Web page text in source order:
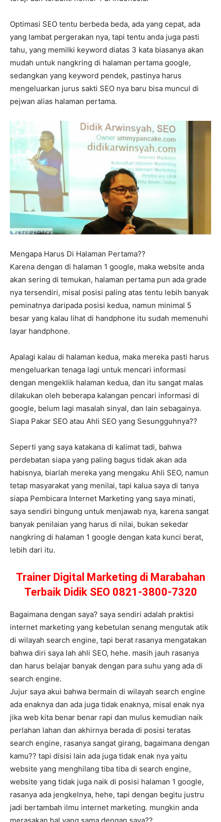
Optimasi SEO tentu berbeda beda, ada yang cepat, ada
yang lambat pergerakan nya, tapi tentu anda juga pasti
tahu, yang memilki keyword diatas 3 kata biasanya akan
mudah untuk nangkring di halaman pertama google,
sedangkan yang keyword pendek, pastinya harus
mengeluarkan jurus sakti SEO nya baru bisa muncul di
pejwan alias halaman pertama.
Mengapa Harus Di Halaman Pertama??
Karena dengan di halaman 1 google, maka website anda
akan sering di temukan, halaman pertama pun ada grade
nya tersendiri, misal posisi paling atas tentu lebih banyak
peminatnya daripada posisi kedua, namun minimal 5
besar yang kalau lihat di handphone itu sudah memenuhi
layar handphone.
Apalagi kalau di halaman kedua, maka mereka pasti harus
mengeluarkan tenaga lagi untuk mencari informasi
dengan mengeklik halaman kedua, dan itu sangat malas
dilakukan oleh beberapa kalangan pencari informasi di
google, belum lagi masalah sinyal, dan lain sebagainya.
Siapa Pakar SEO atau Ahli SEO yang Sesungguhnya??
Seperti yang saya katakana di kalimat tadi, bahwa
perdebatan siapa yang paling bagus tidak akan ada
habisnya, biarlah mereka yang mengaku Ahli SEO, namun
tetap masyarakat yang menilai, tapi kalua saya di tanya
siapa Pembicara Internet Marketing yang saya minati,
saya sendiri bingung untuk menjawab nya, karena sangat
banyak penilaian yang harus di nilai, bukan sekedar
nangkring di halaman 1 google dengan kata kunci berat,
lebih dari itu.
Trainer Digital Marketing di Marabahan
Terbaik Didik SEO 0821-3800-7320
Bagaimana dengan saya? saya sendiri adalah praktisi
internet marketing yang kebetulan senang mengutak atik
di wilayah search engine, tapi berat rasanya mengatakan
bahwa diri saya lah ahli SEO, hehe. masih jauh rasanya
dan harus belajar banyak dengan para suhu yang ada di
search engine.
Jujur saya akui bahwa bermain di wilayah search engine
ada enaknya dan ada juga tidak enaknya, misal enak nya
jika web kita benar benar rapi dan mulus kemudian naik
perlahan lahan dan akhirnya berada di posisi teratas
search engine, rasanya sangat girang, bagaimana dengan
kamu?? tapi disisi lain ada juga tidak enak nya yaitu
website yang menghilang tiba tiba di search engine,
website yang tidak juga naik di posisi halaman 1 google,
rasanya ada jengkelnya, hehe, tapi dengan begitu justru
jadi bertambah ilmu internet marketing. mungkin anda